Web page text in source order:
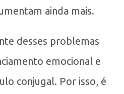
ainda mais.
desses problemas
emocional e
conjugal. Por isso, é